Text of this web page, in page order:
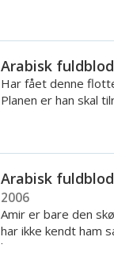
Arabisk fuldblod
Har fået denne
Planen er han skal
Arabisk
2006
Amir er bare den
har ikke kendt ham
h...